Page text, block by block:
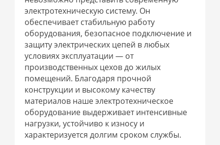
электротехническую систему. Он
обеспечивает стабильную работу
оборудования, безопасное подключение и
защиту электрических цепей в любых
условиях эксплуатации — от
производственных цехов до жилых
помещений. Благодаря прочной
конструкции и высокому качеству
материалов наше электротехническое
оборудование выдерживает интенсивные
нагрузки, устойчиво к износу и
характеризуется долгим сроком службы.